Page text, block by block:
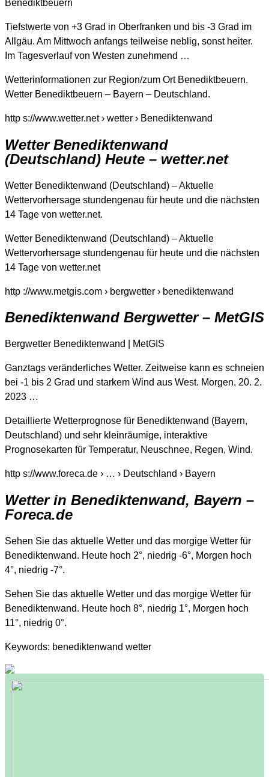
Benediktbeuern
Tiefstwerte von +3 Grad in Oberfranken und bis -3 Grad im
Allgäu. Am Mittwoch anfangs teilweise neblig, sonst heiter.
Im Tagesverlauf von Westen zunehmend …
Wetterinformationen zur Region/zum Ort Benediktbeuern.
Wetter Benediktbeuern – Bayern – Deutschland.
http s://www.wetter.net › wetter › Benediktenwand
Wetter Benediktenwand
(Deutschland) Heute – wetter.net
Wetter Benediktenwand (Deutschland) – Aktuelle
Wettervorhersage stundengenau für heute und die nächsten
14 Tage von wetter.net.
Wetter Benediktenwand (Deutschland) – Aktuelle
Wettervorhersage stundengenau für heute und die nächsten
14 Tage von wetter.net
http ://www.metgis.com › bergwetter › benediktenwand
Benediktenwand Bergwetter – MetGIS
Bergwetter Benediktenwand | MetGIS
Ganztags veränderliches Wetter. Zeitweise kann es schneien
bei -1 bis 2 Grad und starkem Wind aus West. Morgen, 20. 2.
2023 …
Detaillierte Wetterprognose für Benediktenwand (Bayern,
Deutschland) und sehr kleinräumige, interaktive
Prognosekarten für Temperatur, Neuschnee, Regen, Wind.
http s://www.foreca.de › … › Deutschland › Bayern
Wetter in Benediktenwand, Bayern –
Foreca.de
Sehen Sie das aktuelle Wetter und das morgige Wetter für
Benediktenwand. Heute hoch 2°, niedrig -6°, Morgen hoch
4°, niedrig -7°.
Sehen Sie das aktuelle Wetter und das morgige Wetter für
Benediktenwand. Heute hoch 8°, niedrig 1°, Morgen hoch
11°, niedrig 0°.
Keywords: benediktenwand wetter